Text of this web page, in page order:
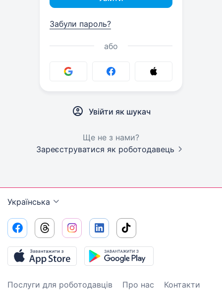
Забули пароль?
або
Увійти як шукач
Ще не з нами?
Зареєструватися як роботодавець
Українська
Послуги для роботодавців Про нас
Контакти